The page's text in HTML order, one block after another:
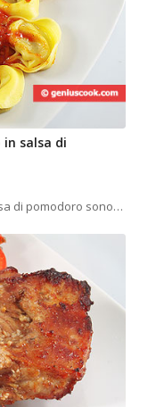
salsa di
di pomodoro sono…